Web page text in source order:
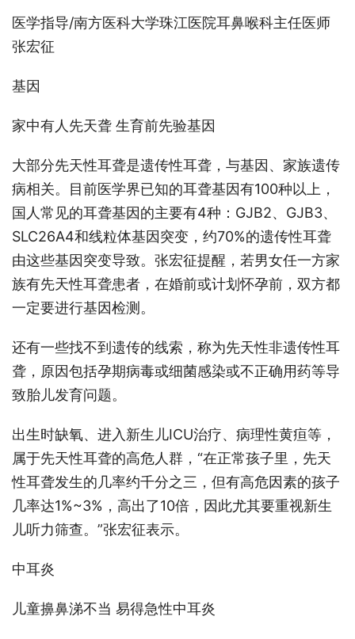
医学指导/南方医科大学珠江医院耳鼻喉科主任医师
张宏征
基因
家中有人先天聋 生育前先验基因
大部分先天性耳聋是遗传性耳聋，与基因、家族遗传
病相关。目前医学界已知的耳聋基因有100种以上，
国人常见的耳聋基因的主要有4种：GJB2、GJB3、
SLC26A4和线粒体基因突变，约70%的遗传性耳聋
由这些基因突变导致。张宏征提醒，若男女任一方家
族有先天性耳聋患者，在婚前或计划怀孕前，双方都
一定要进行基因检测。
还有一些找不到遗传的线索，称为先天性非遗传性耳
聋，原因包括孕期病毒或细菌感染或不正确用药等导
致胎儿发育问题。
出生时缺氧、进入新生儿ICU治疗、病理性黄疸等，
属于先天性耳聋的高危人群，“在正常孩子里，先天
性耳聋发生的几率约千分之三，但有高危因素的孩子
几率达1%~3%，高出了10倍，因此尤其要重视新生
儿听力筛查。”张宏征表示。
中耳炎
儿童擤鼻涕不当 易得急性中耳炎